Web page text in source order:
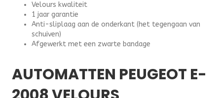
Velours kwaliteit
1 jaar garantie
Anti-sliplaag aan de onderkant (het tegengaan van
schuiven)
Afgewerkt met een zwarte bandage
AUTOMATTEN PEUGEOT E-